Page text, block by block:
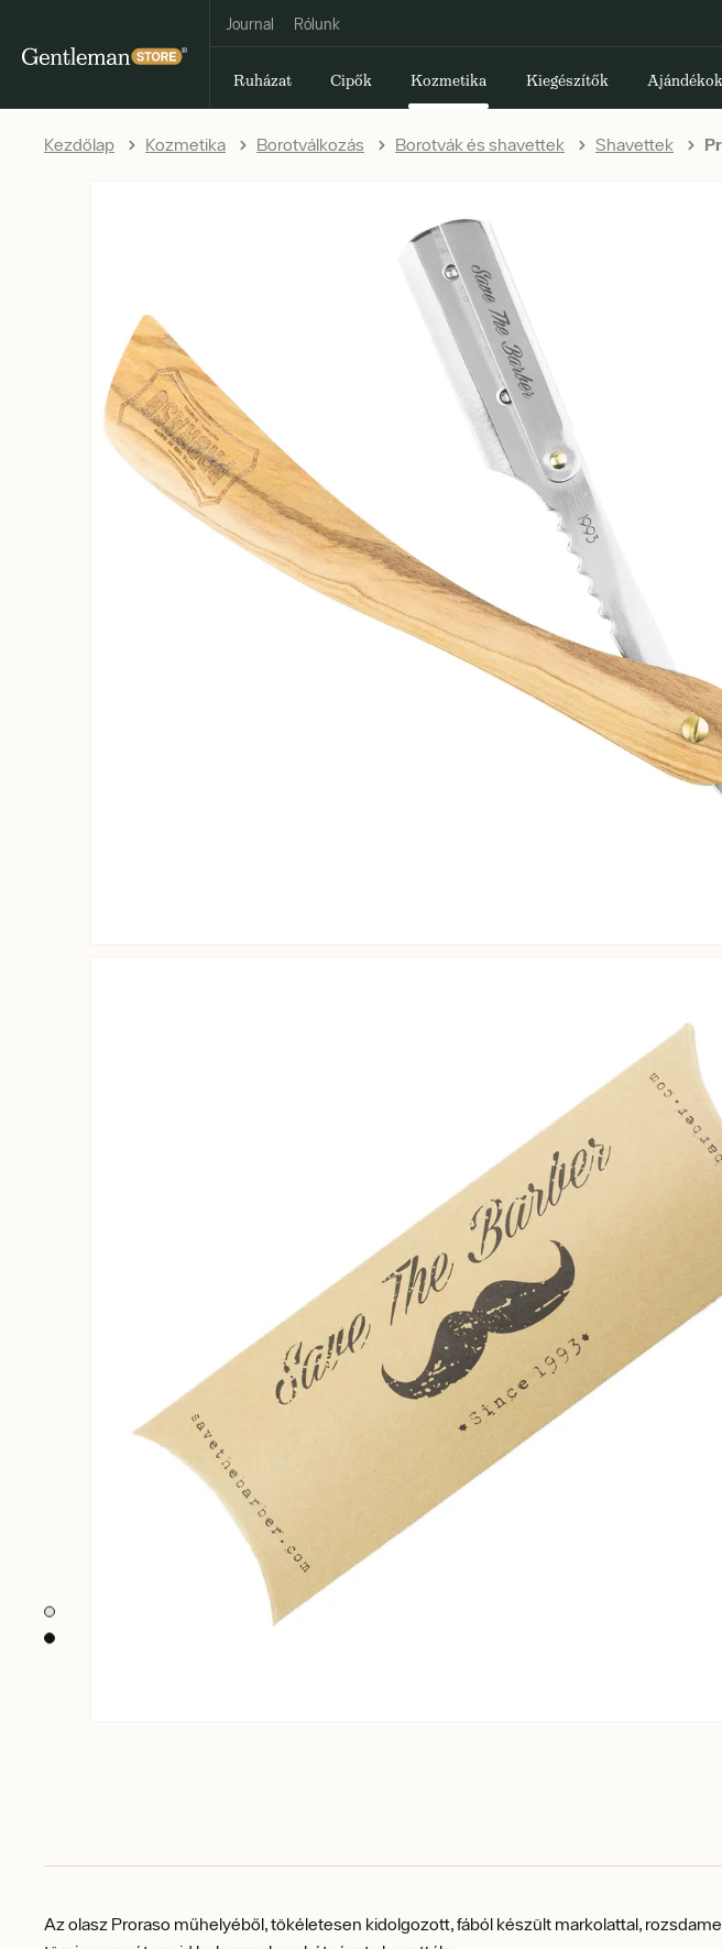
Journal Rólunk
Ruházat Cipők Kozmetika Kiegészítők Ajándékok
Kezdőlap Kozmetika Borotválkozás Borotvák és shavettek Shavettek
Az olasz Proraso műhelyéből, tökéletesen kidolgozott, fából készült markolattal,